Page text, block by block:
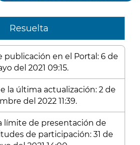
Resuelta
publicación en el Portal: 6 de
del 2021 09:15.
la última actualización: 2 de
del 2022 11:39.
límite de presentación de
de participación: 31 de